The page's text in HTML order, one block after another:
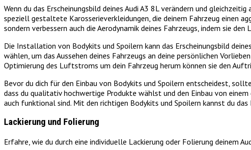
Wenn du das Erscheinungsbild deines Audi A3 8L verändern und
speziell gestaltete Karosserieverkleidungen, die deinem Fahrzeug einen
sondern verbessern auch die Aerodynamik deines Fahrzeugs, indem sie
Die Installation von Bodykits und Spoilern kann das Erscheinungsbild
wählen, um das Aussehen deines Fahrzeugs an deine persönlichen
Optimierung des Luftstroms um dein Fahrzeug herum können sie den
Bevor du dich für den Einbau von Bodykits und Spoilern entscheidest,
dass du qualitativ hochwertige Produkte wählst und den Einbau von
auch funktional sind. Mit den richtigen Bodykits und Spoilern kannst du
Lackierung und Folierung
Erfahre, wie du durch eine individuelle Lackierung oder Folierung deinem